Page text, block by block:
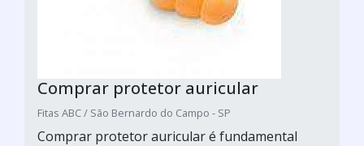
Comprar protetor auricular
Fitas ABC / São Bernardo do Campo - SP
Comprar protetor auricular é fundamental